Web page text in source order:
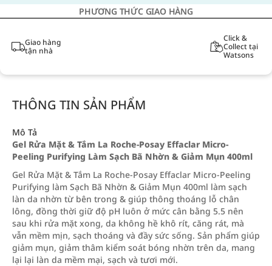
PHƯƠNG THỨC GIAO HÀNG
Giao hàng
tận nhà
Click &
Collect tại
Watsons
THÔNG TIN SẢN PHẨM
Mô Tả
Gel Rửa Mặt & Tắm La Roche-Posay Effaclar Micro-
Peeling Purifying Làm Sạch Bã Nhờn & Giảm Mụn 400ml
Gel Rửa Mặt & Tắm La Roche-Posay Effaclar Micro-Peeling
Purifying làm Sạch Bã Nhờn & Giảm Mụn 400ml làm sạch
làn da nhờn từ bên trong & giúp thông thoáng lỗ chân
lông, đồng thời giữ độ pH luôn ở mức cân bằng 5.5 nên
sau khi rửa mặt xong, da không hề khô rít, căng rát, mà
vẫn mềm mịn, sạch thoáng và đầy sức sống. Sản phẩm giúp
giảm mụn, giảm thâm kiểm soát bóng nhờn trên da, mang
lại lại làn da mềm mại, sạch và tươi mới.